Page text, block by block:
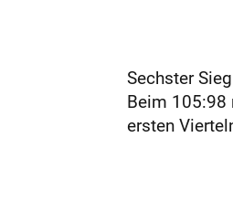
Sechster
Beim 105:98
ersten